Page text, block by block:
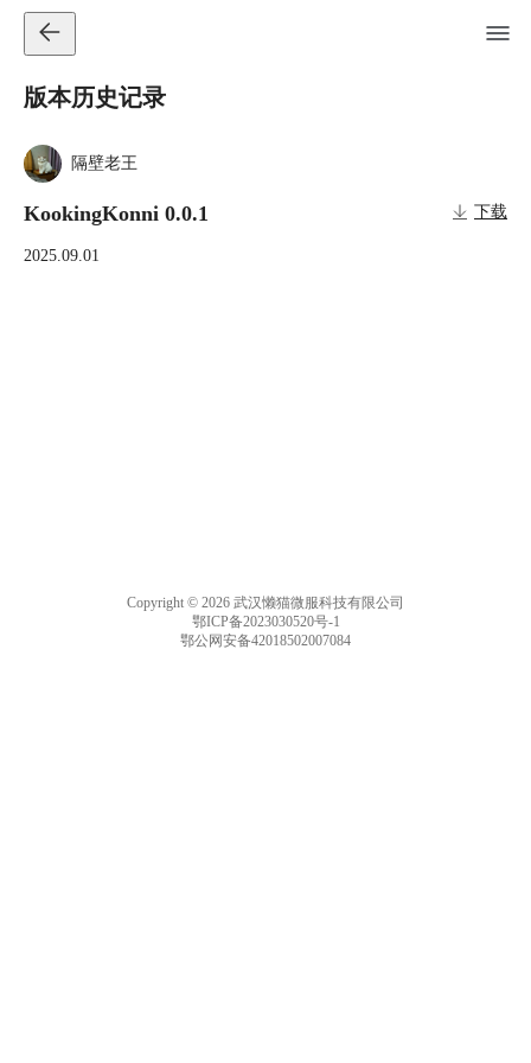
版本历史记录
隔壁老王
KookingKonni 0.0.1 下载
2025.09.01
Copyright © 2026 武汉懒猫微服科技有限公司
鄂ICP备2023030520号-1
鄂公网安备42018502007084